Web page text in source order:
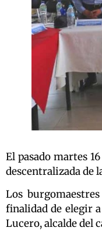
El pasado martes
descentralizada de
Los
finalidad de elegir
Lucero, alcalde del